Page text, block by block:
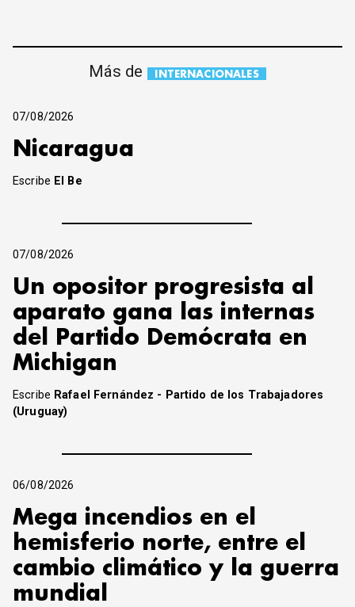
Más de INTERNACIONALES
07/08/2026
Nicaragua
Escribe El Be
07/08/2026
Un opositor progresista al
aparato gana las internas
del Partido Demócrata en
Michigan
Escribe Rafael Fernández - Partido de los Trabajadores
(Uruguay)
06/08/2026
Mega incendios en el
hemisferio norte, entre el
cambio climático y la guerra
mundial